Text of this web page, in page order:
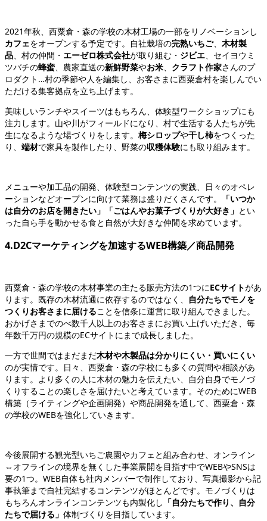
2021年秋、西粟倉・森の学校の木材工場の一部をリノベーションし
カフェをオープンする予定です。自社栽培の完熟いちご、 木材製
品、村の仲間・ エーゼロ株式会社が取り組む・ ジビエ、セイヨウミ
ツバチの蜂蜜、農家直送の新鮮野菜やお米、 クラフト作家さんのプ
ロダクト…村の季節や人を編集し、お客さまに西粟倉村を楽しんでい
ただける集客拠点を立ち上げます。
美味しいランチやスイーツはもちろん、体験型ワークショップにも
注力します。山や川がフィールドになり、村で生活する人たちが先
生になるような場づくりをします。 梅シロップや干し柿をつくった
り、 端材で家具を製作したり、野菜の収穫体験にも取り組みます。
メニューや加工品の開発、体験型コンテンツの実践、日々のオペレ
ーションなどオープンに向けて業務は盛りだくさんです。
「いつか
は自分のお店を開きたい」「ごはんやお菓子づくりが大好き」 とい
った自ら手を動かせる食と自然が大好きな仲間を求めています。
4.D2Cマーケティングを加速するWEB構築／商品開発
西粟倉・森の学校の木材事業の主たる販売方法の1つにECサイトがあ
ります。既存の木材流通に依存するのではなく、
自分たちでモノを
つくりお客さまに届けることを信条に運営に取り組んできました。
おかげさまでのべ数千人以上のお客さまにお買い上げいただき、毎
年数千万円の規模のECサイトにまで成長しました。
一方で世間ではまだまだ木材や木製品は分かりにくい・買いにくい
のが実情です。日々、西粟倉・森の学校にも多くの質問や相談があ
ります。より多くの人に木材の魅力を伝えたい、自分自身でモノづ
くりすることの楽しさを届けたいと考えています。そのためにWEB
構築（ライティングや企画開発）や商品開発を通して、西粟倉・森
の学校のWEBを強化していきます。
今後展開する観光型いちご農園やカフェと組み合わせ、オンライン
⇔オフラインの境界を無くした事業展開を目指す中でWEBやSNSは
要の1つ。WEB自体も社内メンバーで制作しており、写真撮影から記
事執筆まで自社完結するコンテンツがほとんどです。モノづくりは
もちろんオンラインコンテンツも内製化し 「自分たちで作り、自分
たちで届ける」 体制づくりを目指しています。